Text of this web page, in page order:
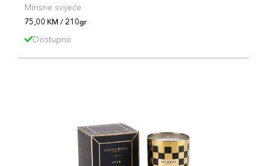
Mirisne svijeće
75,00 KM / 210gr
Dostupno